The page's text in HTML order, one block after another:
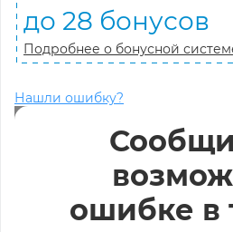
до 28 бонусов
Подробнее о бонусной
Нашли ошибку?
ошибке в